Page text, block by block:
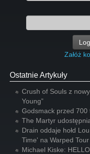
Załóż
Ostatnie Artykuły
Crush of Souls z
Young”
Godsmack przed 700
The Martyr
Drain oddaje hołd
Time' na Warped Tour
Michael Kiske: